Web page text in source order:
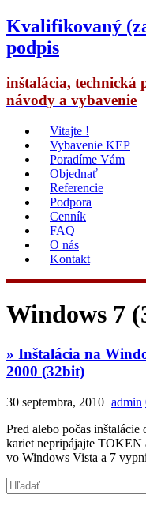
Kvalifikovaný
podpis
inštalácia, technická
návody a vybavenie
Vitajte !
Vybavenie KEP
Poradíme Vám
Objednať
Referencie
Podpora
Cenník
FAQ
O nás
Kontakt
Windows 7
» Inštalácia na
2000 (32bit)
30 septembra, 2010 admin
Pred alebo počas
kariet nepripájajte TOKEN
vo Windows Vista a 7
Hľadať: